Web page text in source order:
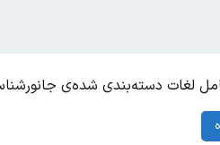
لغات دسته‌بندی شده‌ی